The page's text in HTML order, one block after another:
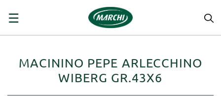
navigazione
☰
MACININO PEPE ARLECCHINO
WIBERG GR.43X6